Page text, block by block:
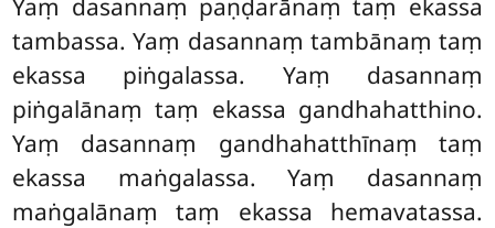
Yaṃ dasannaṃ paṇḍarānaṃ taṃ ekassa
tambassa. Yaṃ dasannaṃ tambānaṃ taṃ
ekassa piṅgalassa. Yaṃ dasannaṃ
piṅgalānaṃ taṃ ekassa gandhahatthino.
Yaṃ dasannaṃ gandhahatthīnaṃ taṃ
ekassa maṅgalassa. Yaṃ dasannaṃ
maṅgalānaṃ taṃ ekassa hemavatassa.